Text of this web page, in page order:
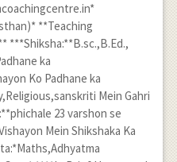
**Teaching
***Shiksha:**B.sc.,B.Ed.,
ka
Ko Padhane ka
Mein Gahri
23 varshon se
Mein Shikshaka Ka